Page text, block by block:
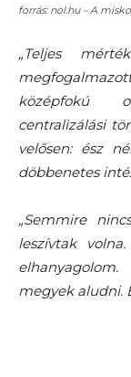
forrás: nol.hu – A
„Teljes
középfokú
centralizálási
velősen: ész
döbbenetes
„Semmire
leszívtak
megyek aludni.